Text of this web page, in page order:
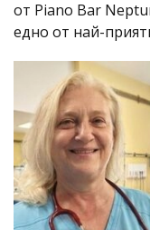
от Piano Bar
едно от най-